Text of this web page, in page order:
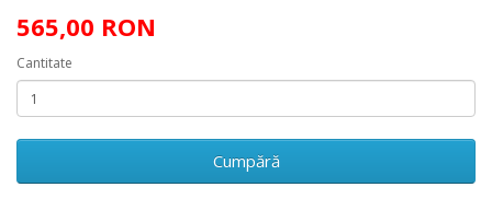
565,00 RON
Cantitate
Cumpără